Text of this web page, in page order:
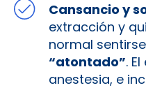
Cansancio y
extracción y
normal sentirse
“atontado”.
anestesia, e